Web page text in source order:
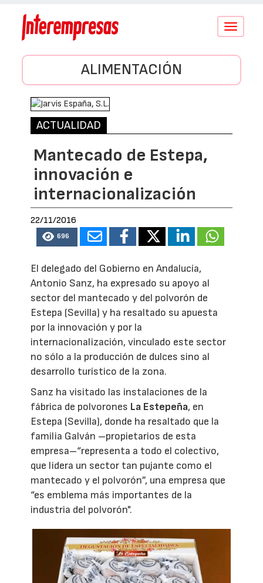
Conmutar
ALIMENTACIÓN
ACTUALIDAD
Mantecado de Estepa,
innovación e
internacionalización
22/11/2016
696
El delegado del Gobierno en Andalucía,
Antonio Sanz, ha expresado su apoyo al
sector del mantecado y del polvorón de
Estepa (Sevilla) y ha resaltado su apuesta
por la innovación y por la
internacionalización, vinculado este sector
no sólo a la producción de dulces sino al
desarrollo turístico de la zona.
Sanz ha visitado las instalaciones de la
fábrica de polvorones La Estepeña, en
Estepa (Sevilla), donde ha resaltado que la
familia Galván –propietarios de esta
empresa–“representa a todo el colectivo,
que lidera un sector tan pujante como el
mantecado y el polvorón”, una empresa que
“es emblema más importantes de la
industria del polvorón".